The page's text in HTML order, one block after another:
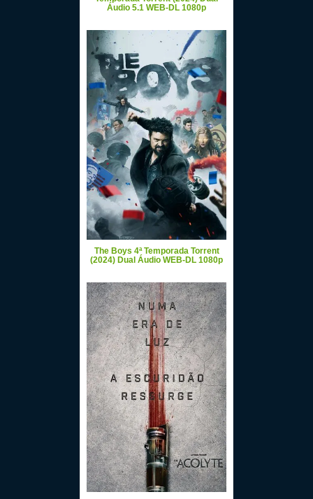
Áudio 5.1 WEB-DL 1080p
The Boys 4ª Temporada Torrent
(2024) Dual Áudio WEB-DL 1080p